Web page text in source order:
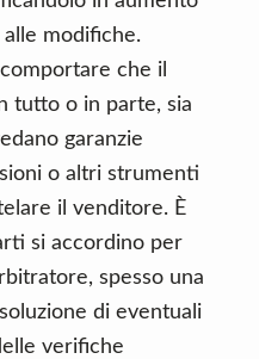
modifiche.
che il
tutto o in parte, sia
garanzie
o altri strumenti
il venditore. È
si accordino per
spesso una
di eventuali
verifiche